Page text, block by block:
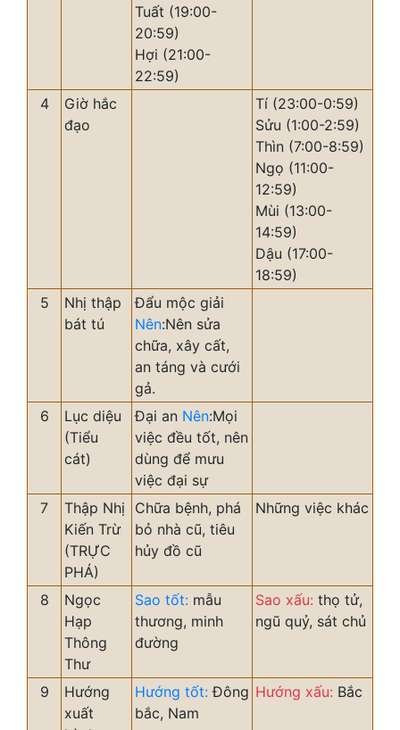
Tuất (19:00-
20:59)
Hợi (21:00-
22:59)
4
Giờ hắc
đạo
Tí (23:00-0:59)
Sửu (1:00-2:59)
Thìn (7:00-8:59)
Ngọ (11:00-
12:59)
Mùi (13:00-
14:59)
Dậu (17:00-
18:59)
5
Nhị thập
bát tú
Đẩu mộc giải
Nên:Nên sửa
chữa, xây cất,
an táng và cưới
gả.
6
Lục diệu
(Tiểu
cát)
Đại an Nên:Mọi
việc đều tốt, nên
dùng để mưu
việc đại sự
7
Thập Nhị
Kiến Trừ
(TRỰC
PHÁ)
Chữa bệnh, phá
bỏ nhà cũ, tiêu
hủy đồ cũ
Những việc khác
8
Ngọc
Hạp
Thông
Thư
Sao tốt: mẫu
thương, minh
đường
Sao xấu: thọ tử,
ngũ quỷ, sát chủ
9
Hướng
xuất
Hướng tốt: Đông
bắc, Nam
Hướng xấu: Bắc